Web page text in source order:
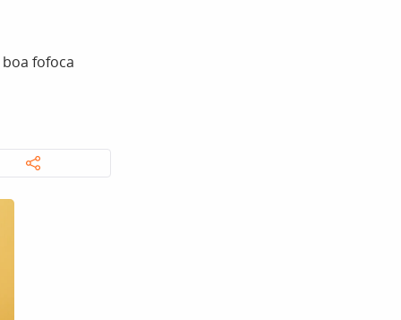
fofoca